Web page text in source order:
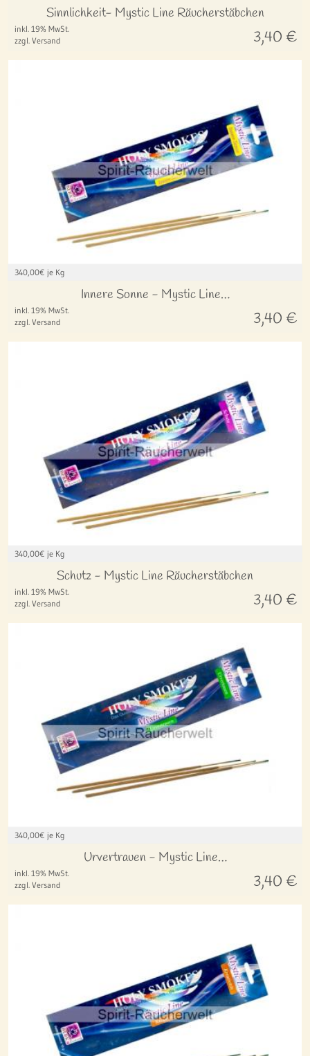
Sinnlichkeit- Mystic Line Räucherstäbchen
inkl. 19% MwSt.
zzgl. Versand
3,40 €
340,00€ je Kg
Innere Sonne - Mystic Line…
inkl. 19% MwSt.
zzgl. Versand
3,40 €
340,00€ je Kg
Schutz - Mystic Line Räucherstäbchen
inkl. 19% MwSt.
zzgl. Versand
3,40 €
340,00€ je Kg
Urvertrauen - Mystic Line…
inkl. 19% MwSt.
zzgl. Versand
3,40 €